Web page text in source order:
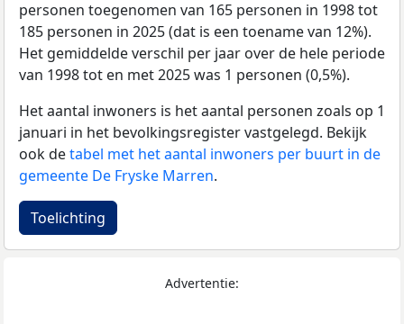
personen toegenomen van 165 personen in 1998 tot
185 personen in 2025 (dat is een toename van 12%).
Het gemiddelde verschil per jaar over de hele periode
van 1998 tot en met 2025 was 1 personen (0,5%).
Het aantal inwoners is het aantal personen zoals op 1
januari in het bevolkingsregister vastgelegd. Bekijk
ook detabel met het aantal inwoners per buurt in de
gemeente De Fryske Marren.
Toelichting
Advertentie: